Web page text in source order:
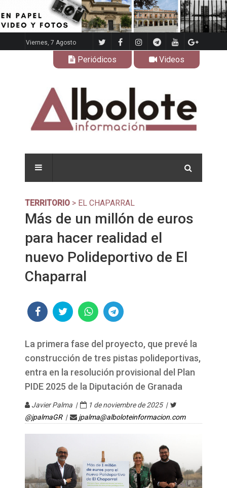
Viernes, 7 Agosto
Periódicos Videos
TERRITORIO > EL CHAPARRAL
Más de un millón de euros
para hacer realidad el
nuevo Polideportivo de El
Chaparral
La primera fase del proyecto, que prevé la
construcción de tres pistas polideportivas,
entra en la resolución provisional del Plan
PIDE 2025 de la Diputación de Granada
Javier Palma |
1 de noviembre de 2025 |
@jpalmaGR| jpalma@alboloteinformacion.com